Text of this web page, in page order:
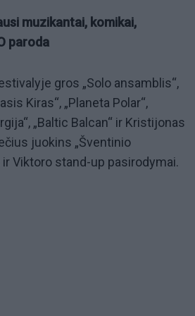
muzikantai, komikai,
paroda
gros „Solo ansamblis“,
Kiras“, „Planeta Polar“,
„Baltic Balcan“ ir Kristijonas
juokins „Šventinio
ir Viktoro stand-up pasirodymai.